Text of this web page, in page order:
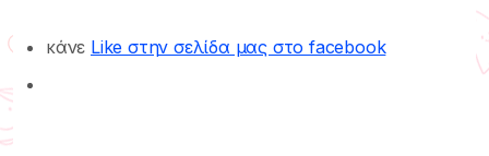
κάνε Like στην σελίδα μας στο facebook